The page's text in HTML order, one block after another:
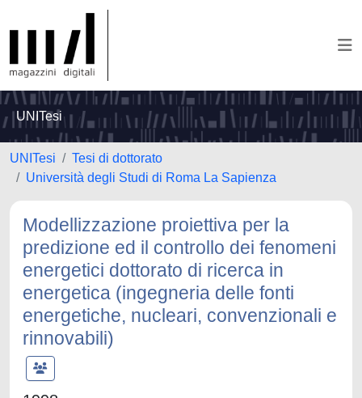
UNITesi
UNITesi
Tesi di dottorato
Università degli Studi di Roma La Sapienza
Modellizzazione proiettiva per la
predizione ed il controllo dei fenomeni
energetici dottorato di ricerca in
energetica (ingegneria delle fonti
energetiche, nucleari, convenzionali e
rinnovabili)